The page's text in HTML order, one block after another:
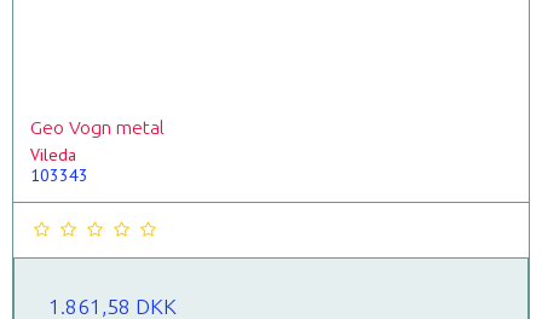
Geo Vogn metal
Vileda
103343
1.861,58 DKK